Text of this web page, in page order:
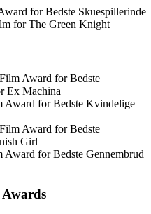
for Bedste Skuespillerinde
for The Green Knight
Award for Bedste
Ex Machina
Award for Bedste Kvindelige
Award for Bedste
Girl
for Bedste Gennembrud